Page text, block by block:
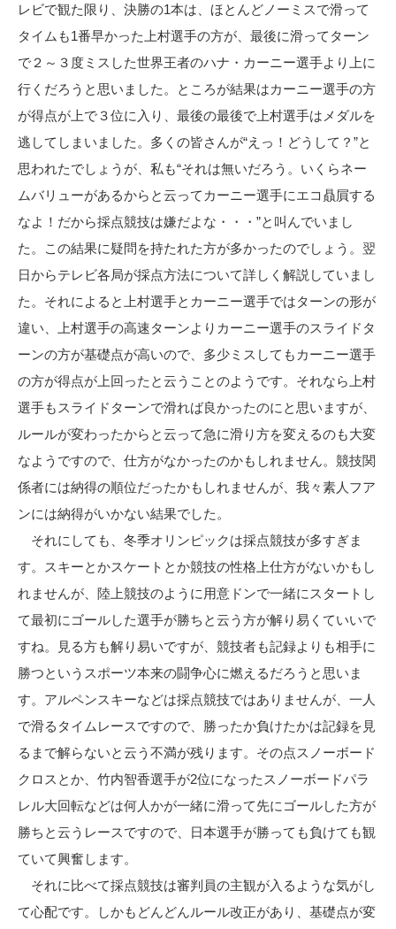
レビで観た限り、決勝の1本は、ほとんどノーミスで滑って
タイムも1番早かった上村選手の方が、最後に滑ってターン
で２～３度ミスした世界王者のハナ・カーニー選手より上に
行くだろうと思いました。ところが結果はカーニー選手の方
が得点が上で３位に入り、最後の最後で上村選手はメダルを
逃してしまいました。多くの皆さんが“えっ！どうして？”と
思われたでしょうが、私も“それは無いだろう。いくらネー
ムバリューがあるからと云ってカーニー選手にエコ贔屓する
なよ！だから採点競技は嫌だよな・・・”と叫んでいまし
た。この結果に疑問を持たれた方が多かったのでしょう。翌
日からテレビ各局が採点方法について詳しく解説していまし
た。それによると上村選手とカーニー選手ではターンの形が
違い、上村選手の高速ターンよりカーニー選手のスライドタ
ーンの方が基礎点が高いので、多少ミスしてもカーニー選手
の方が得点が上回ったと云うことのようです。それなら上村
選手もスライドターンで滑れば良かったのにと思いますが、
ルールが変わったからと云って急に滑り方を変えるのも大変
なようですので、仕方がなかったのかもしれません。競技関
係者には納得の順位だったかもしれませんが、我々素人フア
ンには納得がいかない結果でした。
それにしても、冬季オリンピックは採点競技が多すぎま
す。スキーとかスケートとか競技の性格上仕方がないかもし
れませんが、陸上競技のように用意ドンで一緒にスタートし
て最初にゴールした選手が勝ちと云う方が解り易くていいで
すね。見る方も解り易いですが、競技者も記録よりも相手に
勝つというスポーツ本来の闘争心に燃えるだろうと思いま
す。アルペンスキーなどは採点競技ではありませんが、一人
で滑るタイムレースですので、勝ったか負けたかは記録を見
るまで解らないと云う不満が残ります。その点スノーボード
クロスとか、竹内智香選手が2位になったスノーボードパラ
レル大回転などは何人かが一緒に滑って先にゴールした方が
勝ちと云うレースですので、日本選手が勝っても負けても観
ていて興奮します。
それに比べて採点競技は審判員の主観が入るような気がし
て心配です。しかもどんどんルール改正があり、基礎点が変